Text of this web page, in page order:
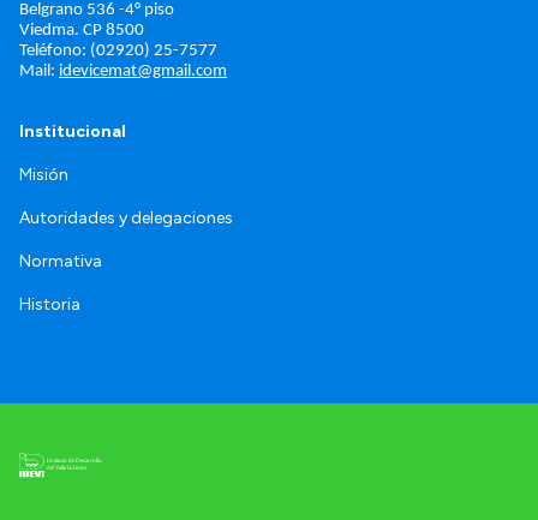
Belgrano 536 -4° piso
Viedma. CP 8500
Teléfono: (02920) 25-7577
Mail: idevicemat@gmail.com
Institucional
Misión
Autoridades y delegaciones
Normativa
Historia